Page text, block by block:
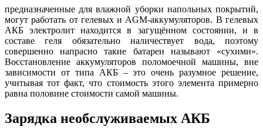
предназначенные для влажной уборки напольных покрытий,
могут работать от гелевых и AGM-аккумуляторов. В гелевых
АКБ электролит находится в загущённом состоянии, и в
составе геля обязательно наличествует вода, поэтому
совершенно напрасно такие батареи называют «сухими».
Восстановление аккумуляторов поломоечной машины, вне
зависимости от типа АКБ – это очень разумное решение,
учитывая тот факт, что стоимость этого элемента примерно
равна половине стоимости самой машины.
Зарядка необслуживаемых АКБ